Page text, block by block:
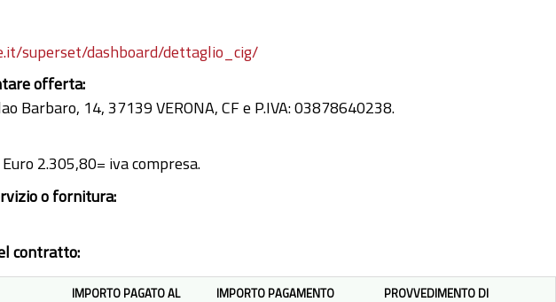
superset/dashboard/dettaglio_cig/
offerta:
Barbaro, 14, 37139 VERONA, CF e P.IVA: 03878640238.
2.305,80= iva compresa.
o fornitura:
contratto:
IMPORTO PAGATO AL
IMPORTO PAGAMENTO
PROVVEDIMENTO DI